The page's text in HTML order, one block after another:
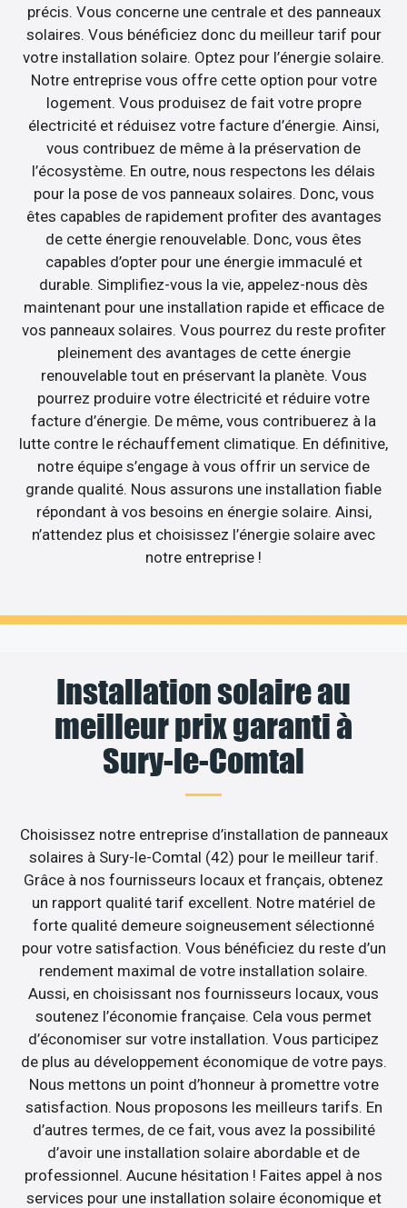
précis. Vous concerne une centrale et des panneaux
solaires. Vous bénéficiez donc du meilleur tarif pour
votre installation solaire. Optez pour l’énergie solaire.
Notre entreprise vous offre cette option pour votre
logement. Vous produisez de fait votre propre
électricité et réduisez votre facture d’énergie. Ainsi,
vous contribuez de même à la préservation de
l’écosystème. En outre, nous respectons les délais
pour la pose de vos panneaux solaires. Donc, vous
êtes capables de rapidement profiter des avantages
de cette énergie renouvelable. Donc, vous êtes
capables d’opter pour une énergie immaculé et
durable. Simplifiez-vous la vie, appelez-nous dès
maintenant pour une installation rapide et efficace de
vos panneaux solaires. Vous pourrez du reste profiter
pleinement des avantages de cette énergie
renouvelable tout en préservant la planète. Vous
pourrez produire votre électricité et réduire votre
facture d’énergie. De même, vous contribuerez à la
lutte contre le réchauffement climatique. En définitive,
notre équipe s’engage à vous offrir un service de
grande qualité. Nous assurons une installation fiable
répondant à vos besoins en énergie solaire. Ainsi,
n’attendez plus et choisissez l’énergie solaire avec
notre entreprise !
Installation solaire au
meilleur prix garanti à
Sury-le-Comtal
Choisissez notre entreprise d’installation de panneaux
solaires à Sury-le-Comtal (42) pour le meilleur tarif.
Grâce à nos fournisseurs locaux et français, obtenez
un rapport qualité tarif excellent. Notre matériel de
forte qualité demeure soigneusement sélectionné
pour votre satisfaction. Vous bénéficiez du reste d’un
rendement maximal de votre installation solaire.
Aussi, en choisissant nos fournisseurs locaux, vous
soutenez l’économie française. Cela vous permet
d’économiser sur votre installation. Vous participez
de plus au développement économique de votre pays.
Nous mettons un point d’honneur à promettre votre
satisfaction. Nous proposons les meilleurs tarifs. En
d’autres termes, de ce fait, vous avez la possibilité
d’avoir une installation solaire abordable et de
professionnel. Aucune hésitation ! Faites appel à nos
services pour une installation solaire économique et